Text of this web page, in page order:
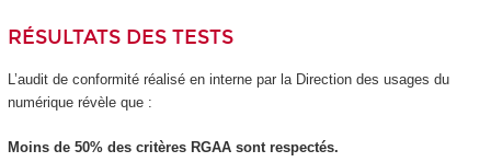
RÉSULTATS DES TESTS
L’audit de conformité réalisé en interne par la Direction des usages du
numérique révèle que :
Moins de 50% des critères RGAA sont respectés.